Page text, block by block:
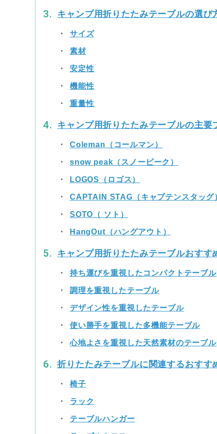
キャンプ用折りたたみテーブルの選び
サイズ
素材
安定性
機能性
重量性
キャンプ用折りたたみテーブルの主要
Coleman（コールマン）
snow peak（スノーピーク）
LOGOS（ロゴス）
CAPTAIN STAG（キャプテンスタッグ
SOTO（ ソト）
HangOut（ハングアウト）
キャンプ用折りたたみテーブルおすす
持ち運びを重視したコンパクトテーブル
調理を重視したテーブル
デザイン性を重視したテーブル
使い勝手を重視した多機能テーブル
心地よさを重視した天然素材のテーブル
折りたたみテーブルに関連するおすす
椅子
ラック
テーブルハンガー